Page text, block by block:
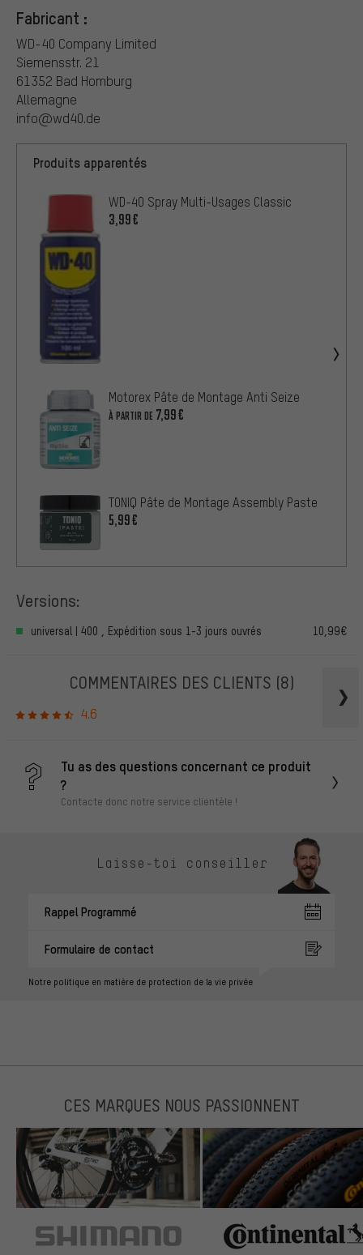
Fabricant :
WD-40 Company Limited
Siemensstr. 21
61352 Bad Homburg
Allemagne
info@wd40.de
Produits apparentés
WD-40 Spray Multi-Usages Classic
3,99€
Motorex Pâte de Montage Anti Seize
À PARTIR DE 7,99€
TONIQ Pâte de Montage Assembly Paste
5,99€
Versions:
universal | 400 , Expédition sous 1-3 jours ouvrés 10,99€
COMMENTAIRES DES CLIENTS (8)
4.6
Tu as des questions concernant ce produit
?
Contacte donc notre service clientèle !
Laisse-toi conseiller
Rappel Programmé
Formulaire de contact
Notre politique en matière de protection de la vie privée
CES MARQUES NOUS PASSIONNENT